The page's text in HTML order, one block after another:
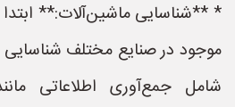
* **شناسایی ماشین‌آلات:**
موجود در صنایع مختلف
شامل جمع‌آوری اطلاعاتی